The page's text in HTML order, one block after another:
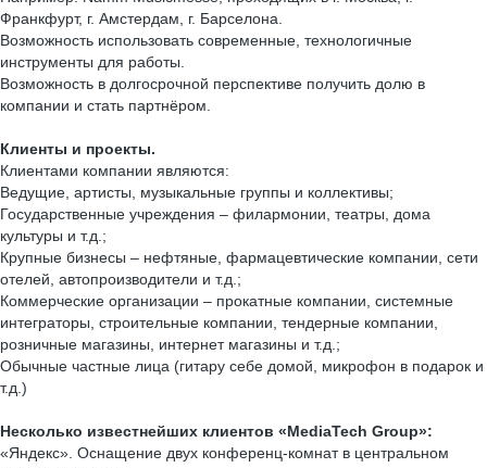
Франкфурт, г. Амстердам, г. Барселона.
Возможность использовать современные, технологичные
инструменты для работы.
Возможность в долгосрочной перспективе получить долю в
компании и стать партнёром.
Клиенты и проекты.
Клиентами компании являются:
Ведущие, артисты, музыкальные группы и коллективы;
Государственные учреждения – филармонии, театры, дома
культуры и т.д.;
Крупные бизнесы – нефтяные, фармацевтические компании, сети
отелей, автопроизводители и т.д.;
Коммерческие организации – прокатные компании, системные
интеграторы, строительные компании, тендерные компании,
розничные магазины, интернет магазины и т.д.;
Обычные частные лица (гитару себе домой, микрофон в подарок и
т.д.)
Несколько известнейших клиентов «MediaTech Group»:
«Яндекс». Оснащение двух конференц-комнат в центральном